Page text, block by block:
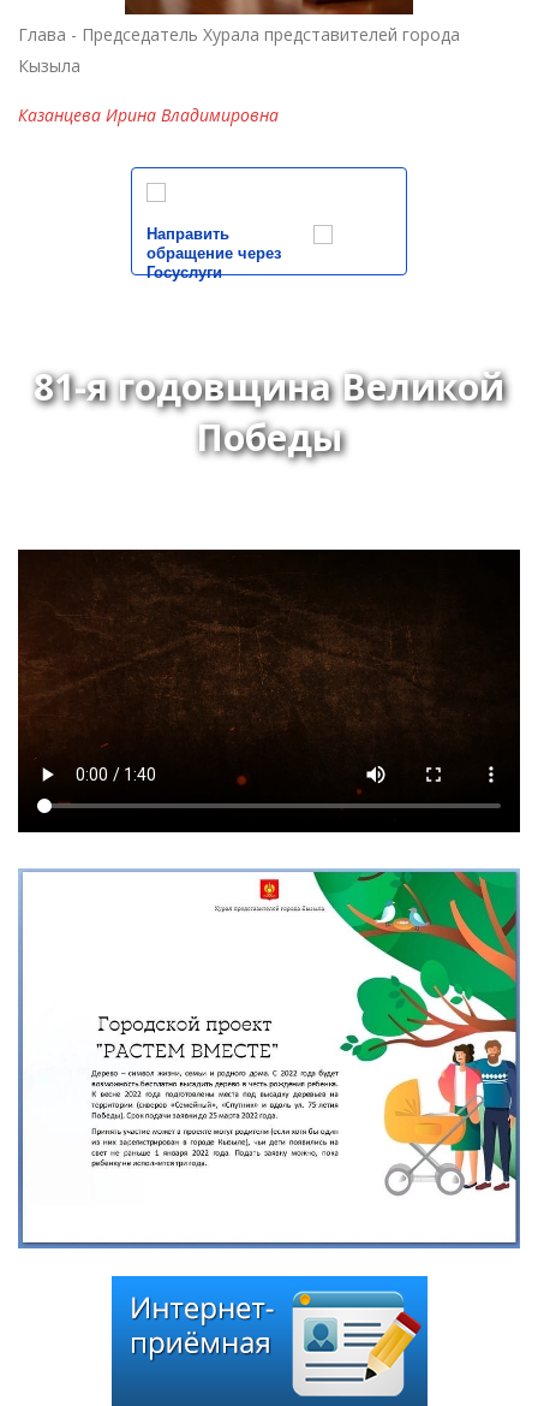
Глава - Председатель Хурала представителей города
Кызыла
Казанцева Ирина Владимировна
Направить
обращение через
Госуслуги
81-я годовщина Великой
Победы